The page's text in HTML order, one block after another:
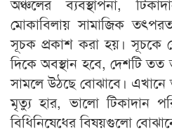
মোকাবিলায় সামাজিক
সূচক প্রকাশ করা হয়। সূচকে
দিকে অবস্থান হবে, দেশটি
সামলে উঠছে বোঝাবে।
মৃত্যু হার, ভালো টিকাদান
বিধিনিষেধের বিষয়গুলো